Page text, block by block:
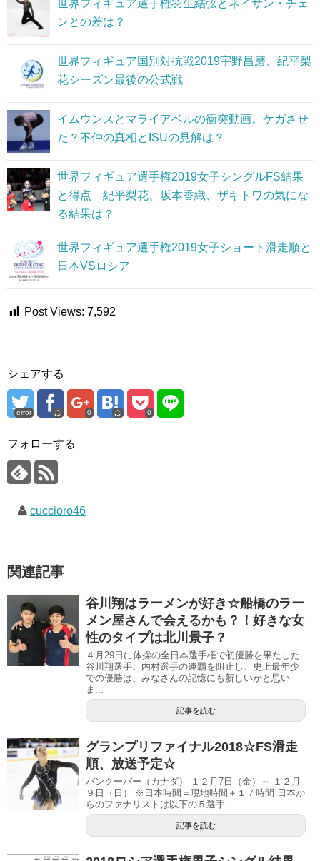
世界フィギュア選手権羽生結弦とネイサン・チェ
ンとの差は？
世界フィギュア国別対抗戦2019宇野昌磨、紀平梨
花シーズン最後の公式戦
イムウンスとマライアベルの衝突動画。ケガさせ
た？不仲の真相とISUの見解は？
世界フィギュア選手権2019女子シングルFS結果
と得点 紀平梨花、坂本香織、ザキトワの気にな
る結果は？
世界フィギュア選手権2019女子ショート滑走順と
日本VSロシア
Post Views: 7,592
シェアする
error 0 0
フォローする
cuccioro46
関連記事
谷川翔はラーメンが好き☆船橋のラー
メン屋さんで会えるかも？！好きな女
性のタイプは北川景子？
４月29日に体操の全日本選手権で初優勝を果たした
谷川翔選手。内村選手の連覇を阻止し、史上最年少
での優勝は、みなさんの記憶にも新しいかと思い
ま...
記事を読む
グランプリファイナル2018☆FS滑走
順、放送予定☆
バンクーバー（カナダ） １２月7日（金）～ １２月
９日（日） ※日本時間＝現地時間＋１７時間 日本か
らのファナリストは以下の５選手...
記事を読む